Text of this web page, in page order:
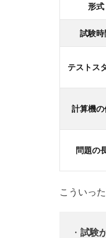
形式
試験時
テストス
計算機の
問題の
こういっ
・ 試験